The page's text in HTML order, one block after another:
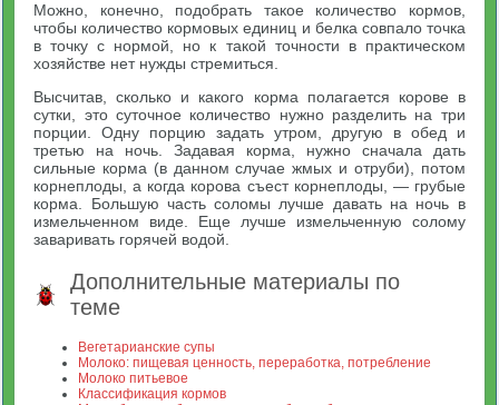
Можно, конечно, подобрать такое количество кормов,
чтобы количество кормовых единиц и белка совпало точка
в точку с нормой, но к такой точности в практическом
хозяйстве нет нужды стремиться.
Высчитав, сколько и какого корма полагается корове в
сутки, это суточное количество нужно разделить на три
порции. Одну порцию задать утром, другую в обед и
третью на ночь. Задавая корма, нужно сначала дать
сильные корма (в данном случае жмых и отруби), потом
корнеплоды, а когда корова съест корнеплоды, — грубые
корма. Большую часть соломы лучше давать на ночь в
измельченном виде. Еще лучше измельченную солому
заваривать горячей водой.
Дополнительные материалы по
теме
Вегетарианские супы
Молоко: пищевая ценность, переработка, потребление
Молоко питьевое
Классификация кормов